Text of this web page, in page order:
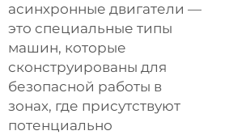
асинхронные двигатели —
это специальные типы
машин, которые
сконструированы для
безопасной работы в
зонах, где присутствуют
потенциально